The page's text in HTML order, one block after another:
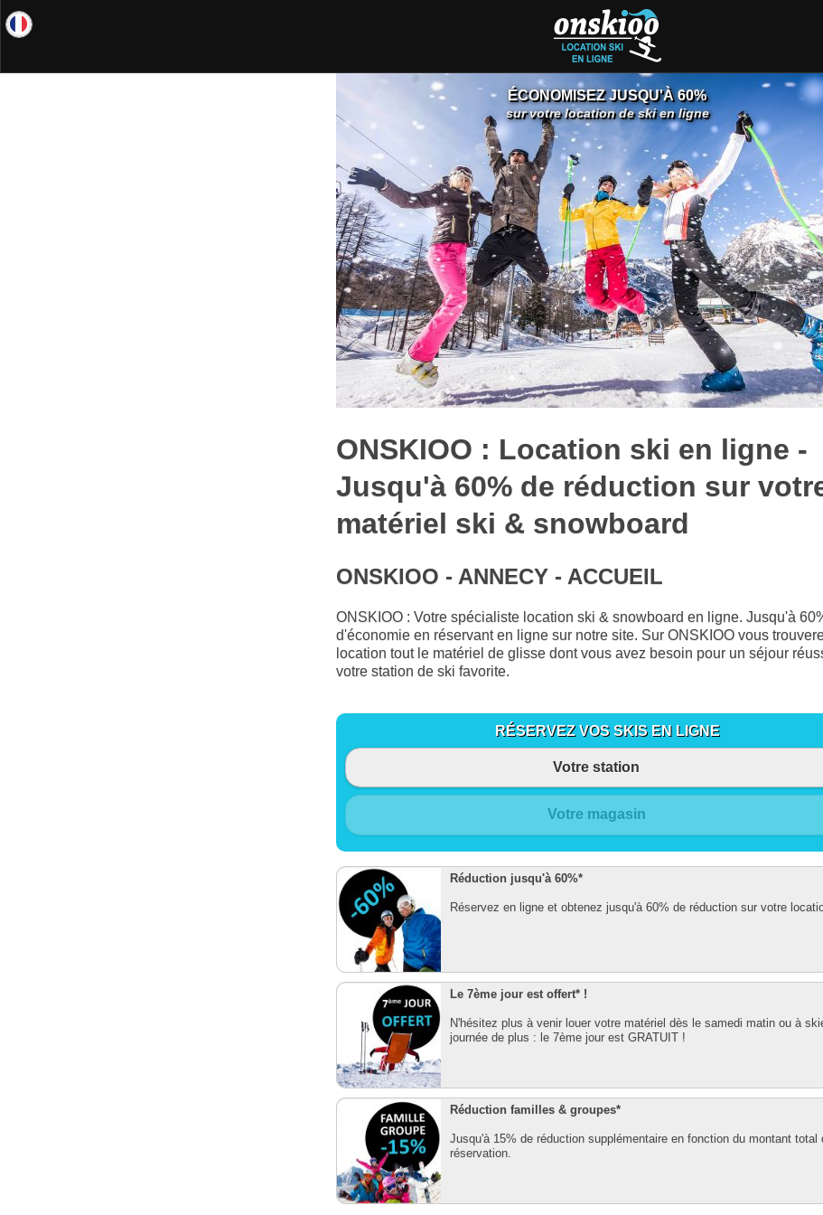
ÉCONOMISEZ JUSQU'À 60%
sur votre location de ski en ligne
ONSKIOO : Location ski en ligne -
Jusqu'à 60% de réduction sur
matériel ski & snowboard
ONSKIOO - ANNECY - ACCUEIL
ONSKIOO : Votre spécialiste location ski & snowboard en ligne. Jusqu'à
d'économie en réservant en ligne sur notre site. Sur ONSKIOO vous
location tout le matériel de glisse dont vous avez besoin pour un séjour
votre station de ski favorite.
RÉSERVEZ VOS SKIS EN LIGNE
Votre station
Votre magasin
Réduction jusqu'à 60%*
Réservez en ligne et obtenez jusqu'à 60% de réduction sur votre
Le 7ème jour est offert* !
N'hésitez plus à venir louer votre matériel dès le samedi matin ou à
journée de plus : le 7ème jour est GRATUIT !
Réduction familles & groupes*
Jusqu'à 15% de réduction supplémentaire en fonction du montant total
réservation.